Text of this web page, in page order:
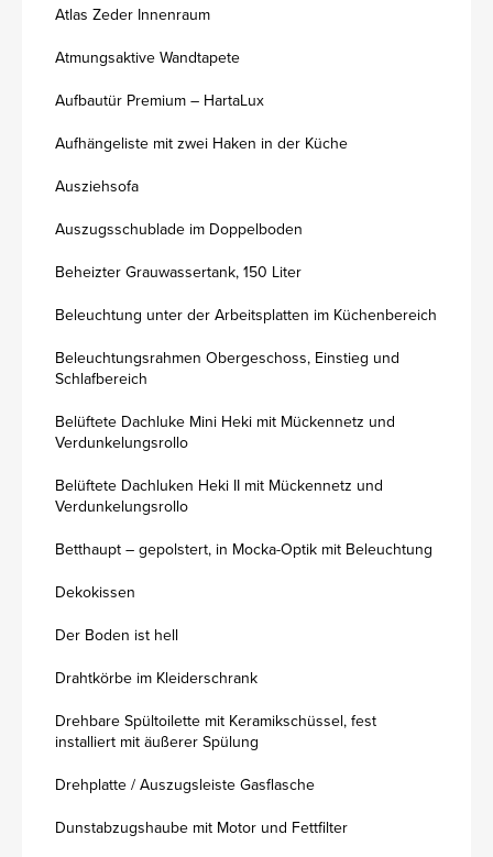
Atlas Zeder Innenraum
Atmungsaktive Wandtapete
Aufbautür Premium – HartaLux
Aufhängeliste mit zwei Haken in der Küche
Ausziehsofa
Auszugsschublade im Doppelboden
Beheizter Grauwassertank, 150 Liter
Beleuchtung unter der Arbeitsplatten im Küchenbereich
Beleuchtungsrahmen Obergeschoss, Einstieg und
Schlafbereich
Belüftete Dachluke Mini Heki mit Mückennetz und
Verdunkelungsrollo
Belüftete Dachluken Heki II mit Mückennetz und
Verdunkelungsrollo
Betthaupt – gepolstert, in Mocka-Optik mit Beleuchtung
Dekokissen
Der Boden ist hell
Drahtkörbe im Kleiderschrank
Drehbare Spültoilette mit Keramikschüssel, fest
installiert mit äußerer Spülung
Drehplatte / Auszugsleiste Gasflasche
Dunstabzugshaube mit Motor und Fettfilter